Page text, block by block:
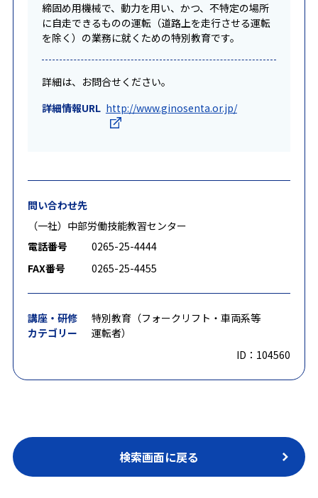
締固め用機械で、動力を用い、かつ、不特定の場所
に自走できるものの運転（道路上を走行させる運転
を除く）の業務に就くための特別教育です。
詳細は、お問合せください。
詳細情報URL http://www.ginosenta.or.jp/
問い合わせ先
（一社）中部労働技能教習センター
電話番号
0265-25-4444
FAX番号
0265-25-4455
講座・研修
カテゴリー
特別教育（フォークリフト・車両系等
運転者）
ID：104560
検索画面に戻る